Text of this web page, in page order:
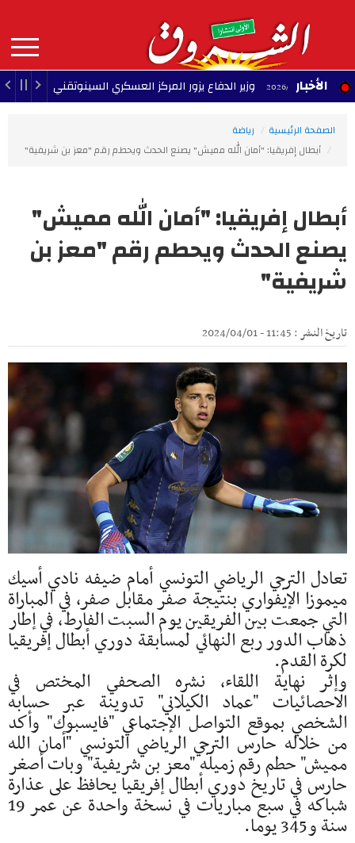
contenu
principal
MAIN
NAVIGATION الأخباروزير الدفاع يزور المركز العسكري السينوتقني 23:05 - 2026/08/07
الصفحة الرئيسية
رياضة
أبطال إفريقيا: "أمان الله مميش" يصنع الحدث ويحطم رقم "معز بن شريفية"
أبطال إفريقيا: "أمان الله مميش"
يصنع الحدث ويحطم رقم "معز بن
شريفية"
تاريخ النشر : 11:45 - 2024/04/01
تعادل الترجي الرياضي التونسي أمام ضيفه نادي أسيك
ميموزا الإيفواري بنتيجة صفر مقابل صفر، في المباراة
التي جمعت بين الفريقين يوم السبت الفارط، في إطار
ذهاب الدور ربع النهائي لمسابقة دوري أبطال إفريقيا
لكرة القدم.
وإثر نهاية اللقاء، نشره الصحفي المختص في
الاحصائيات "عماد الكيلاني" تدوينة عبر حسابه
الشخصي بموقع التواصل الإجتماعي "فايسبوك" وأكد
من خلاله حارس الترجي الرياضي التونسي "أمان الله
مميش" حطم رقم زميله "معز بن شريفية" وبات أصغر
حارس في تاريخ دوري أبطال إفريقيا يحافظ على عذارة
شباكه في سبع مباريات في نسخة واحدة عن عمر 19
سنة و345 يوما.